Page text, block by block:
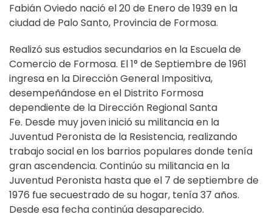
Fabián Oviedo nació el 20 de Enero de 1939 en la
ciudad de Palo Santo, Provincia de Formosa.
Realizó sus estudios secundarios en la Escuela de
Comercio de Formosa. El 1° de Septiembre de 1961
ingresa en la Dirección General Impositiva,
desempeñándose en el Distrito Formosa
dependiente de la Dirección Regional Santa
Fe. Desde muy joven inició su militancia en la
Juventud Peronista de la Resistencia, realizando
trabajo social en los barrios populares donde tenía
gran ascendencia. Continúo su militancia en la
Juventud Peronista hasta que el 7 de septiembre de
1976 fue secuestrado de su hogar, tenía 37 años.
Desde esa fecha continúa desaparecido.